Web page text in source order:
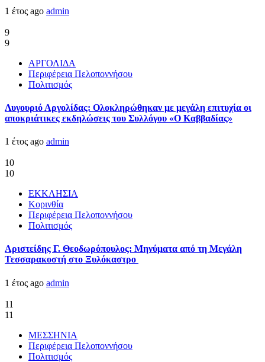
1 έτος ago admin
9
9
ΑΡΓΟΛΙΔΑ
Περιφέρεια Πελοποννήσου
Πολιτισμός
Λυγουριό Αργολίδας: Ολοκληρώθηκαν με μεγάλη επιτυχία οι
αποκριάτικες εκδηλώσεις του Συλλόγου «Ο Καββαδίας»
1 έτος ago admin
10
10
ΕΚΚΛΗΣΙΑ
Κορινθία
Περιφέρεια Πελοποννήσου
Πολιτισμός
Αριστείδης Γ. Θεοδωρόπουλος: Μηνύματα από τη Μεγάλη
Τεσσαρακοστή στο Ξυλόκαστρο
1 έτος ago admin
11
11
ΜΕΣΣΗΝΙΑ
Περιφέρεια Πελοποννήσου
Πολιτισμός